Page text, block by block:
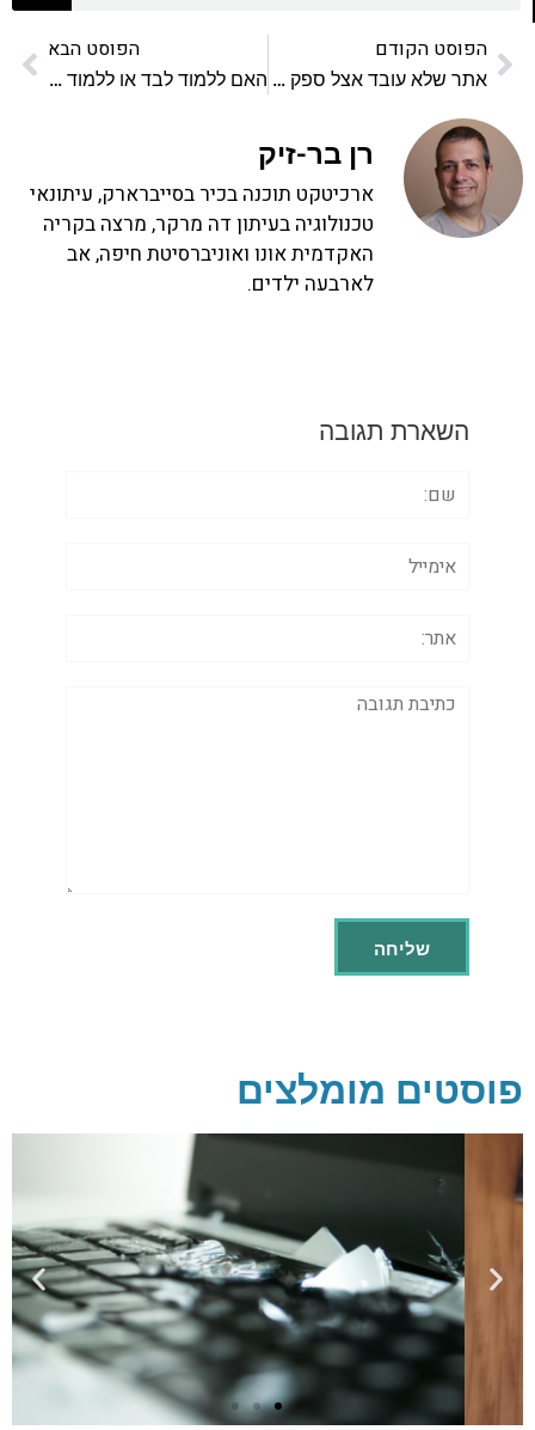
הפוסט הקודם
אתר שלא עובד אצל ספק אינטרנט מסוים
הפוסט הבא
האם ללמוד לבד או ללמוד במסגרת קורס?
רן בר-זיק
ארכיטקט תוכנה בכיר בסייברארק, עיתונאי
טכנולוגיה בעיתון דה מרקר, מרצה בקריה
האקדמית אונו ואוניברסיטת חיפה, אב
לארבעה ילדים.
השארת תגובה
תגובה
פוסטים מומלצים